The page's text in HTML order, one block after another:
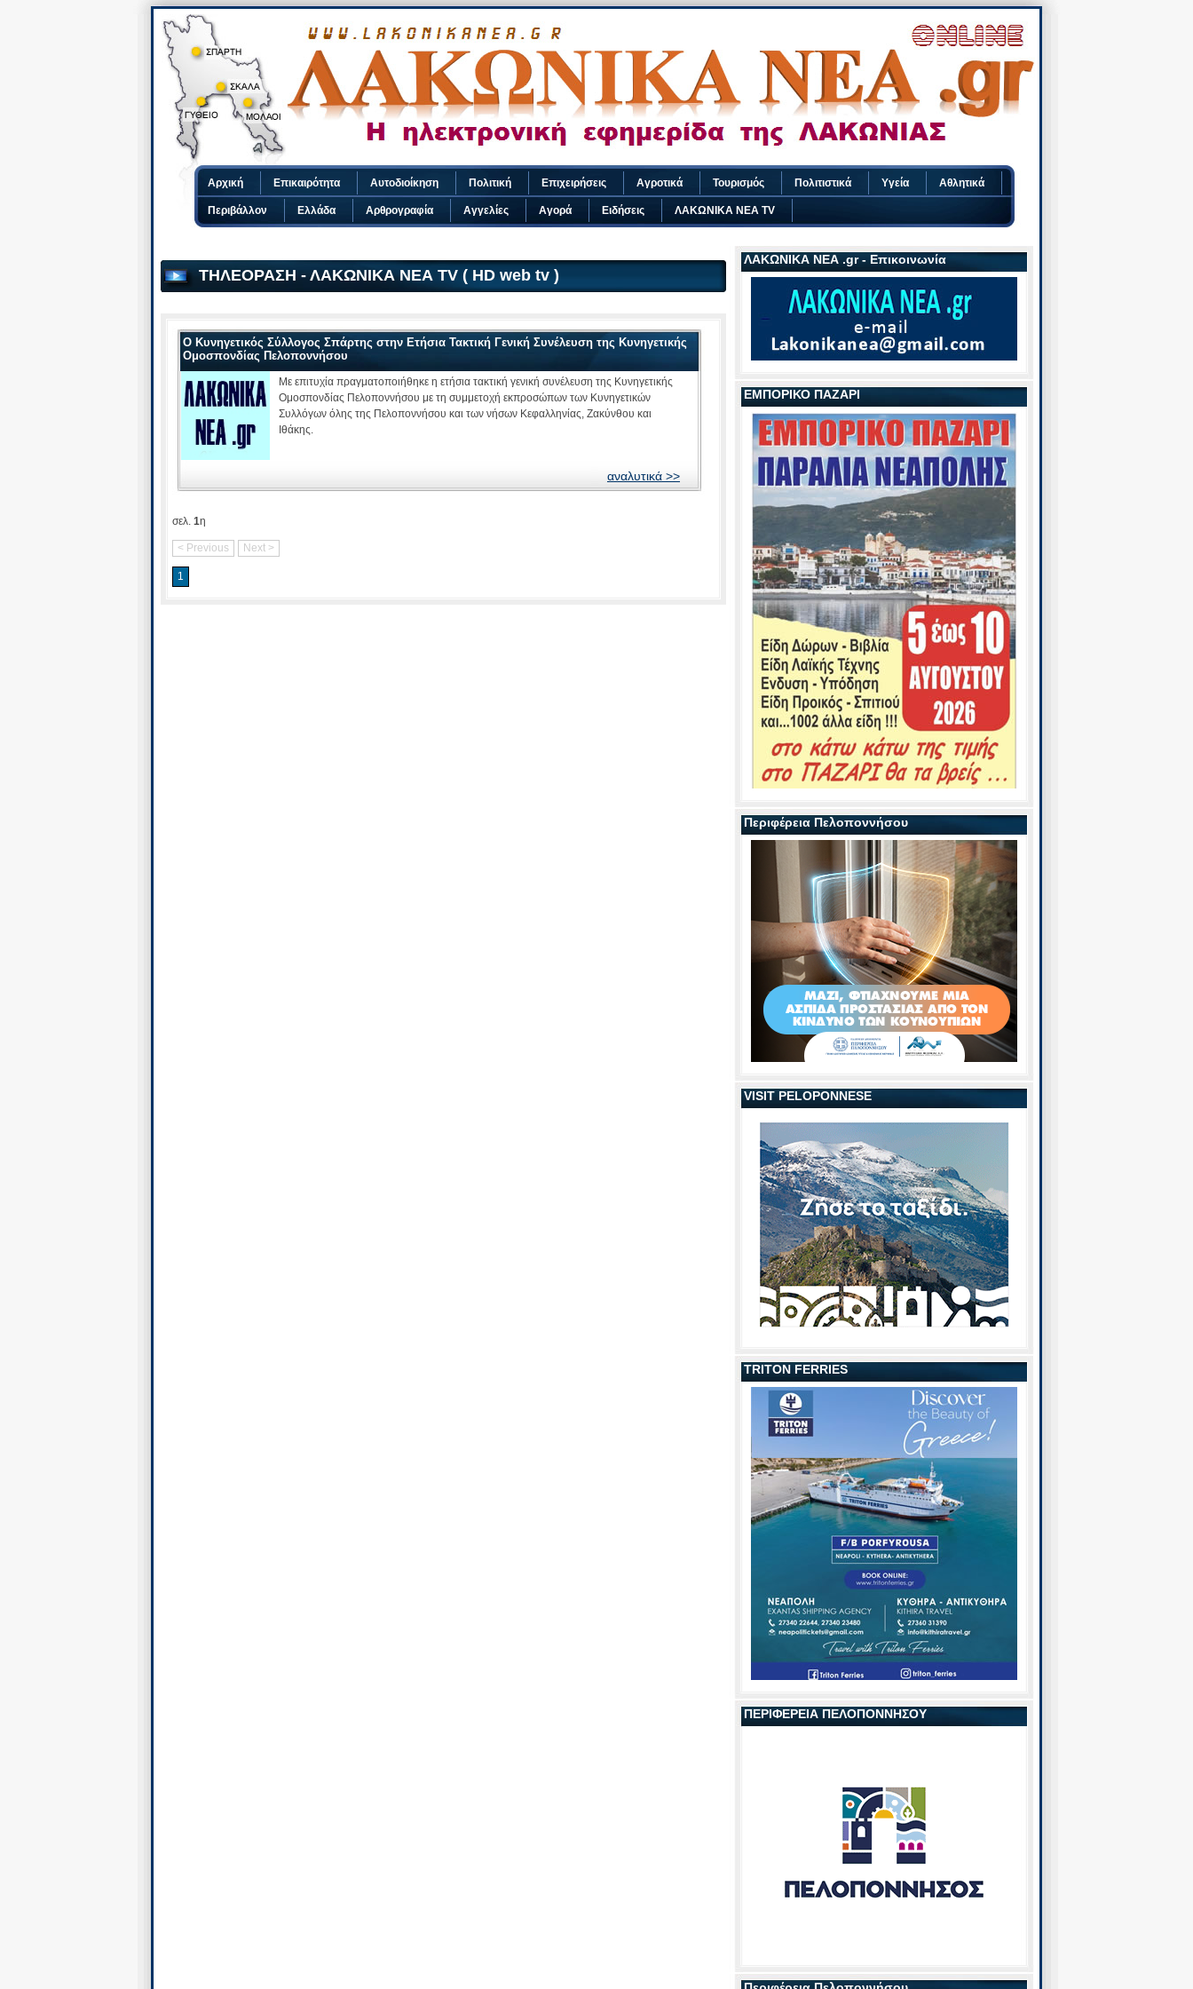
ΛΑΚΩΝΙΚΑ ΝΕΑ .gr - Επικοινωνία
ΕΜΠΟΡΙΚΟ ΠΑΖΑΡΙ
Περιφέρεια Πελοποννήσου
VISIT PELOPONNESE
TRITON FERRIES
ΠΕΡΙΦΕΡΕΙΑ ΠΕΛΟΠΟΝΝΗΣΟΥ
ΤΗΛΕΟΡΑΣΗ - ΛΑΚΩΝΙΚΑ ΝΕΑ TV ( HD web tv )
Ο Κυνηγετικός Σύλλογος Σπάρτης στην Ετήσια Τακτική Γενική Συνέλευση της Κυνηγετικής
Ομοσπονδίας Πελοποννήσου
Με επιτυχία πραγματοποιήθηκε η ετήσια τακτική γενική συνέλευση της Κυνηγετικής
Ομοσπονδίας Πελοποννήσου με τη συμμετοχή εκπροσώπων των Κυνηγετικών
Συλλόγων όλης της Πελοποννήσου και των νήσων Κεφαλληνίας, Ζακύνθου και
Ιθάκης.
αναλυτικά >>
σελ. 1η
< Previous Next >
1
Αρχική Επικαιρότητα Αυτοδιοίκηση Πολιτική Επιχειρήσεις Αγροτικά Τουρισμός Πολιτιστικά Υγεία Αθλητικά
Περιβάλλον Ελλάδα Αρθρογραφία Αγγελίες Αγορά Ειδήσεις ΛΑΚΩΝΙΚΑ ΝΕΑ TV